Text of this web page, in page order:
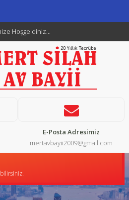
Hoşgeldiniz...
E-Posta Adresimiz
mertavbayii2009@gmail.com